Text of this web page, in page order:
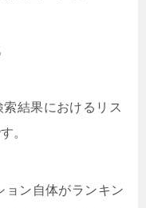
結果におけるリス
。
ョン自体がランキン